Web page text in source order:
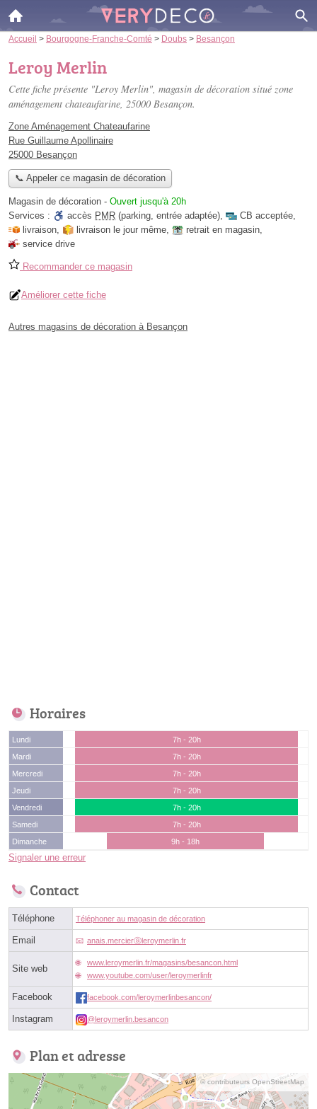
Accueil > Bourgogne-Franche-Comté > Doubs > Besançon
Leroy Merlin
Cette fiche présente "Leroy Merlin", magasin de décoration situé zone
aménagement chateaufarine, 25000 Besançon.
Zone Aménagement Chateaufarine
Rue Guillaume Apollinaire
25000 Besançon
📞 Appeler ce magasin de décoration
Magasin de décoration - Ouvert jusqu'à 20h
Services :
accès PMR (parking, entrée adaptée), CB acceptée,
livraison, livraison le jour même, retrait en magasin,
service drive
Recommander ce magasin
Améliorer cette fiche
Autres magasins de décoration à Besançon
Horaires
Lundi
7h - 20h
Mardi
7h - 20h
Mercredi
7h - 20h
Jeudi
7h - 20h
Vendredi
7h - 20h
Samedi
7h - 20h
Dimanche
9h - 18h
Signaler une erreur
Contact
Téléphone Téléphoner au magasin de décoration
Email anais.mercierⓐleroymerlin.fr
Site web
www.leroymerlin.fr/magasins/besancon.html
www.youtube.com/user/leroymerlinfr
Facebook facebook.com/leroymerlinbesancon/
Instagram @leroymerlin.besancon
Plan et adresse
© contributeurs OpenStreetMap